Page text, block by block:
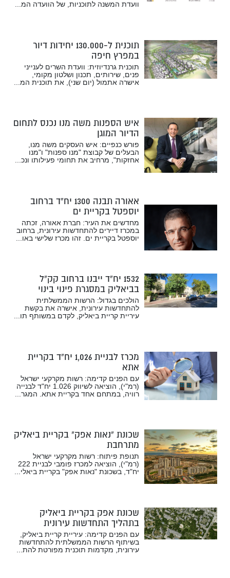
וועדת המשנה לתוכניות, של הוועדה המ...
תוכנית ל-130.000 יחידות דיור
במפרץ חיפה
תוכנית גרנדיוזית: וועדת השרים לענייני
פנים, שירותים, תכנון ושלטון מקומי,
אישרה אתמול (יום שני), את תוכנית המ...
איש הספנות משה מנו נכנס לתחום
הדיור המוגן
פורש כנפיים: איש העסקים משה מנו,
הבעלים של קבוצת "מנו ספנות" ו"מנו
אחזקות", מרחיב את תחומי פעילותו ונכ...
אאורה תבנה 1300 יח”ד ברחוב
יוספטל בקריית ים
מחדשים את העיר: חברת אאורה, זכתה
במכרז דיירים להתחדשות עירונית, ברחוב
יוספטל בקריית ים. זהו מכרז שלישי באו...
1532 יח”ד ייבנו ברחוב קק”ל
בביאליק במסגרת פינוי בינוי
הולכים בגדול: הרשות הממשלתית
להתחדשות עירונית, אישרה את בקשת
עיריית קריית ביאליק, לקדם במשותף תו...
מכרז לבניית 1,026 יח”ד בקריית
אתא
עם הפנים קדימה: רשות מקרקעי ישראל
(רמ"י), הוציאה לשיווק 1.026 יח"ד לבנייה
רוויה, במתחם אחד בקריית אתא. המגר...
שכונת “נאות אפק” בקריית ביאליק
מתרחבת
תנופת פיתוח: רשות מקרקעי ישראל
(רמ"י), הוציאה למכרז פומבי לבניית 222
יח"ד, בשכונת "נאות אפק" בקריית ביאלי...
שכונת אפק בקריית ביאליק
בתהליך התחדשות עירונית
עם הפנים קדימה: עיריית קריית ביאליק,
בשיתוף הרשות הממשלתית להתחדשות
עירונית, מקדמות תוכנית מפורטת להת...